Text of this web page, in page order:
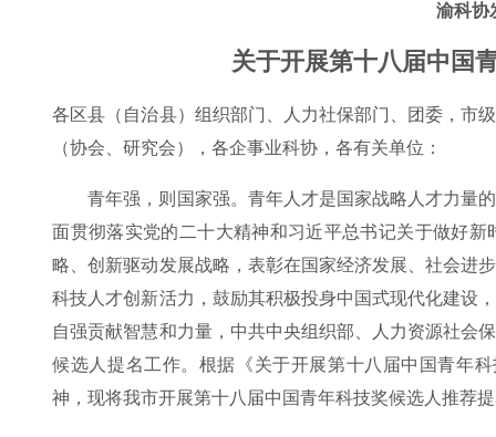
渝科协
关于开展第十八届中国
各区县（自治县）组织部门、人力社保部门、团委，市
（协会、研究会），各企事业科协，各有关单位：
青年强，则国家强。青年人才是国家战略人才力量
面贯彻落实党的二十大精神和习近平总书记关于做好
略、创新驱动发展战略，表彰在国家经济发展、社会进
科技人才创新活力，鼓励其积极投身中国式现代化建设
自强贡献智慧和力量，中共中央组织部、人力资源社会
候选人提名工作。根据《关于开展第十八届中国青年
神，现将我市开展第十八届中国青年科技奖候选人推荐